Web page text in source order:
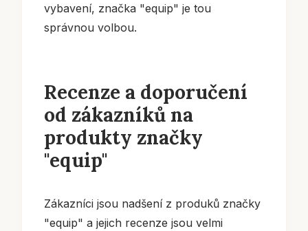
vybavení, značka "equip" je tou
správnou volbou.
Recenze a doporučení
od zákazníků na
produkty značky
"equip"
Zákazníci jsou nadšení z produků značky
"equip" a jejich recenze jsou velmi